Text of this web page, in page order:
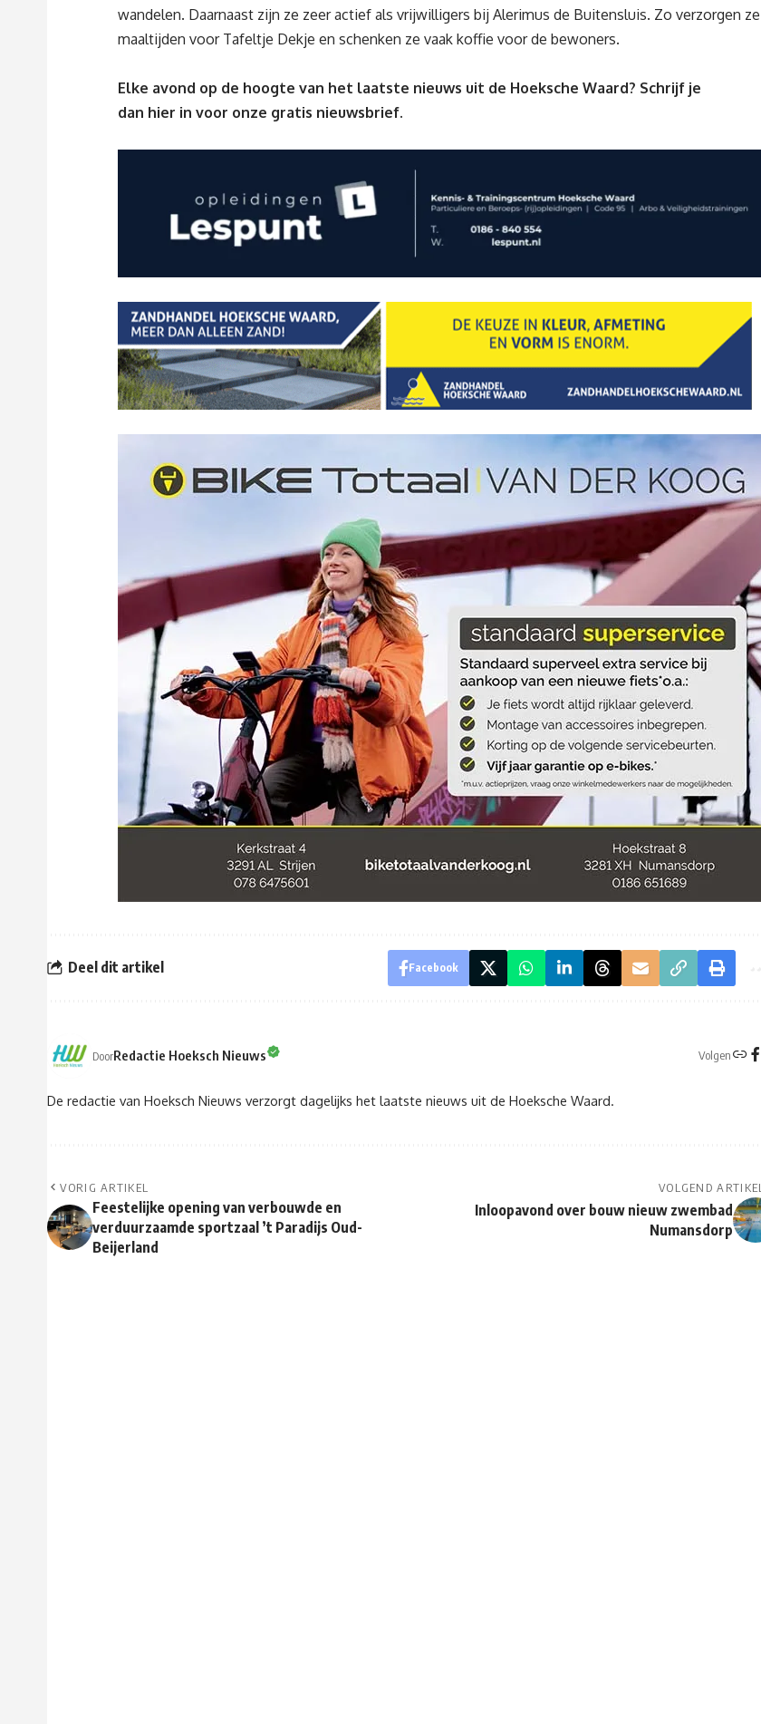
wandelen. Daarnaast zijn ze zeer actief als vrijwilligers bij Alerimus de Buitensluis. Zo verzorgen ze
maaltijden voor Tafeltje Dekje en schenken ze vaak koffie voor de bewoners.
Elke avond op de hoogte van het laatste nieuws uit de Hoeksche Waard? Schrijf je
dan hier in voor onze gratis nieuwsbrief.
Deel dit artikel Facebook
DoorRedactie Hoeksch Nieuws Volgen
De redactie van Hoeksch Nieuws verzorgt dagelijks het laatste nieuws uit de Hoeksche Waard.
VORIG ARTIKEL
Feestelijke opening van verbouwde en
verduurzaamde sportzaal ’t Paradijs Oud-
Beijerland
VOLGEND ARTIKEL
Inloopavond over bouw nieuw zwembad
Numansdorp